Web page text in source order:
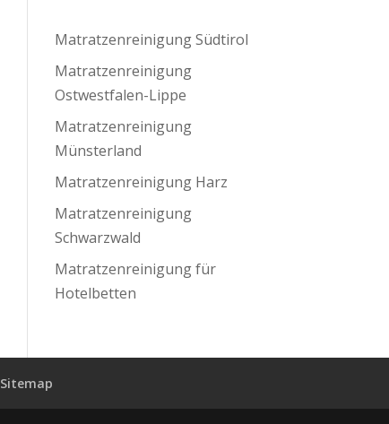
Matratzenreinigung Südtirol
Matratzenreinigung
Ostwestfalen-Lippe
Matratzenreinigung
Münsterland
Matratzenreinigung Harz
Matratzenreinigung
Schwarzwald
Matratzenreinigung für
Hotelbetten
Sitemap